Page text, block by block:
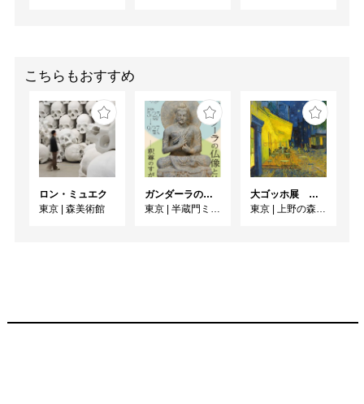
こちらもおすすめ
ロン・ミュエク
東京
森美術館
ガンダーラの仏像と仏伝ー釈尊のすがたー
東京
半蔵門ミュージアム
大ゴッホ展 夜のカフェテラス
東京
上野の森美術館